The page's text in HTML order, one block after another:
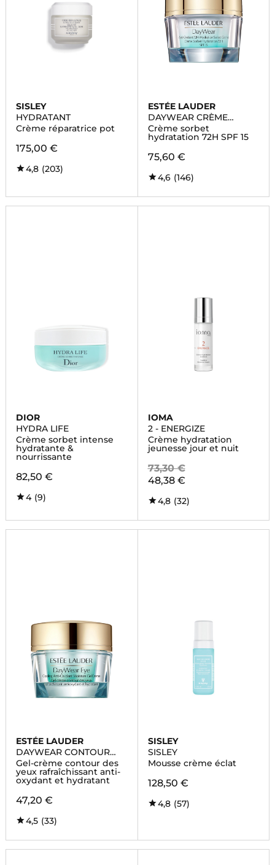
SISLEY
HYDRATANT
Crème réparatrice pot
175,00 €
4,8 (203)
ESTÉE LAUDER
DAYWEAR CRÈME
HYDRATANTE
Crème sorbet
hydratation 72H SPF 15
75,60 €
4,6 (146)
DIOR
HYDRA LIFE
Crème sorbet intense
hydratante &
nourrissante
82,50 €
4 (9)
IOMA
2 - ENERGIZE
Crème hydratation
jeunesse jour et nuit
73,30 €
48,38 €
4,8 (32)
ESTÉE LAUDER
DAYWEAR CONTOUR
DES YEUX
Gel-crème contour des
yeux rafraîchissant anti-
oxydant et hydratant
47,20 €
4,5 (33)
SISLEY
SISLEY
Mousse crème éclat
128,50 €
4,8 (57)